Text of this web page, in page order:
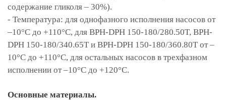
содержание гликоля – 30%).
- Температура: для однофазного исполнения насосов от
–10°С до +110°С, для BPH-DPH 150-180/280.50T, BPH-
DPH 150-180/340.65T и BPH-DPH 150-180/360.80T от –
10°С до +110°С, для остальных насосов в трехфазном
исполнении от –10°С до +120°С.
Основные материалы.